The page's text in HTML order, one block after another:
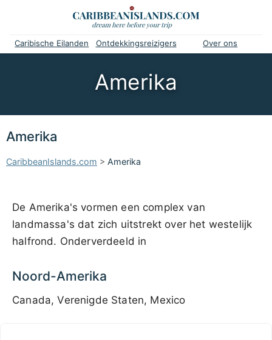
Caribische Eilanden Ontdekkingsreizigers Over ons
Amerika
Amerika
CaribbeanIslands.com > Amerika
De Amerika's vormen een complex van
landmassa's dat zich uitstrekt over het westelijk
halfrond. Onderverdeeld in
Noord-Amerika
Canada, Verenigde Staten, Mexico